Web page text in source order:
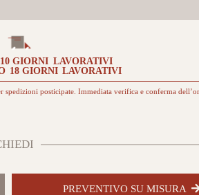
10 GIORNI LAVORATIVI
18 GIORNI LAVORATIVI
spedizioni posticipate. Immediata verifica e conferma
PREVENTIVO SU MISURA